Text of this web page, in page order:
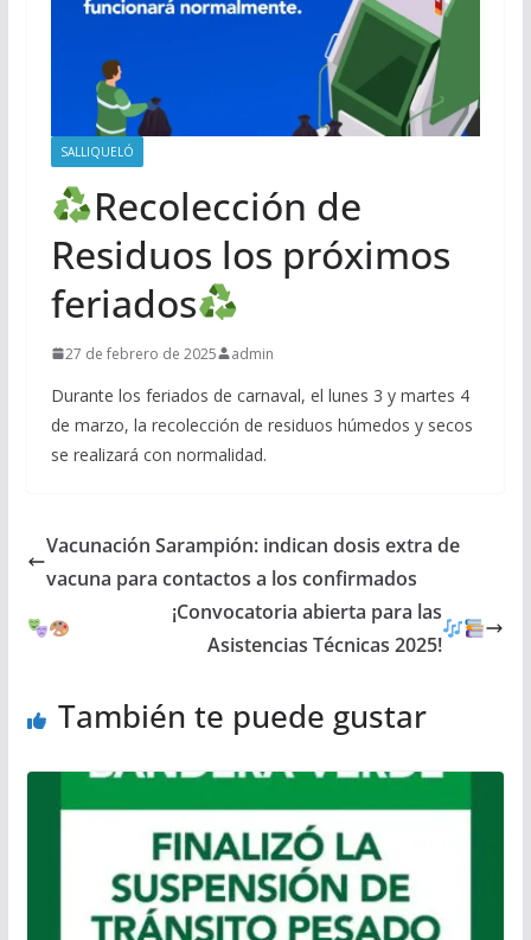
SALLIQUELÓ
Recolección de
Residuos los próximos
feriados
27 de febrero de 2025 admin
Durante los feriados de carnaval, el lunes 3 y martes 4
de marzo, la recolección de residuos húmedos y secos
se realizará con normalidad.
Vacunación Sarampión: indican dosis extra de
vacuna para contactos a los confirmados
¡Convocatoria abierta para las
Asistencias Técnicas 2025!
También te puede gustar